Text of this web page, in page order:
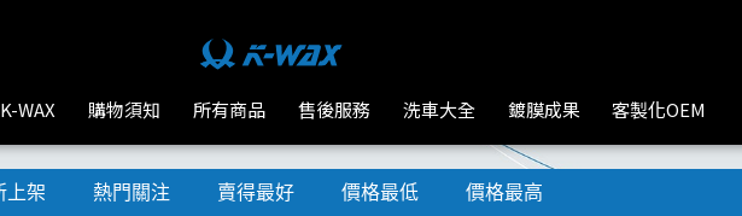
WAX 購物須知 所有商品 售後服務 洗車大全 鍍膜成果 客製化OEM
上架 熱門關注 賣得最好 價格最低 價格最高